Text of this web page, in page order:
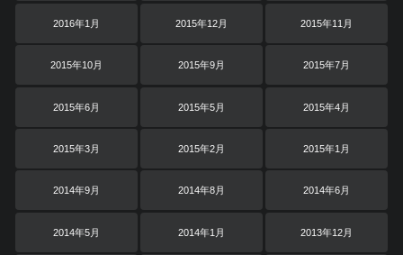
2016年1月 2015年12月 2015年11月
2015年10月 2015年9月 2015年7月
2015年6月 2015年5月 2015年4月
2015年3月 2015年2月 2015年1月
2014年9月 2014年8月 2014年6月
2014年5月 2014年1月 2013年12月